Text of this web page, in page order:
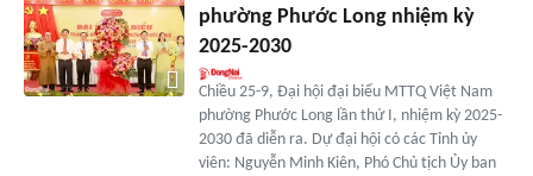
phường Phước Long nhiệm kỳ
2025-2030
Chiều 25-9, Đại hội đại biểu MTTQ Việt Nam
phường Phước Long lần thứ I, nhiệm kỳ 2025-
2030 đã diễn ra. Dự đại hội có các Tỉnh ủy
viên: Nguyễn Minh Kiên, Phó Chủ tịch Ủy ban